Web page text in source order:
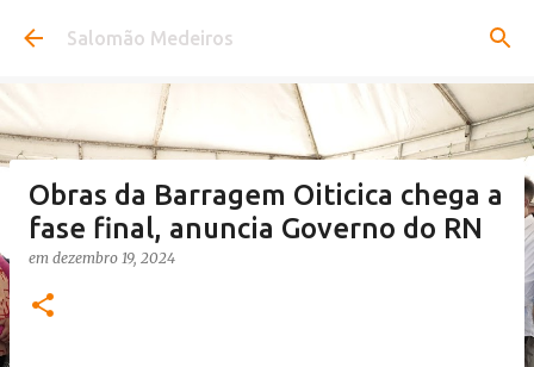
Pular para o conteúdo principal
Salomão Medeiros
Obras da Barragem Oiticica chega a
fase final, anuncia Governo do RN
em dezembro 19, 2024